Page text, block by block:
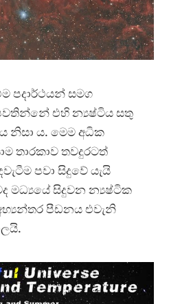
පදාර්ථයන් සමග
එහි න්‍යෂ්ටිය සතු
නිසා ය. මෙම අධික
තාරකාව තවදුරටත්
පවා සිදුවේ යැයි
මධ්‍යයේ සිදුවන න්‍යෂ්ටික
පීඩනය එවැනි